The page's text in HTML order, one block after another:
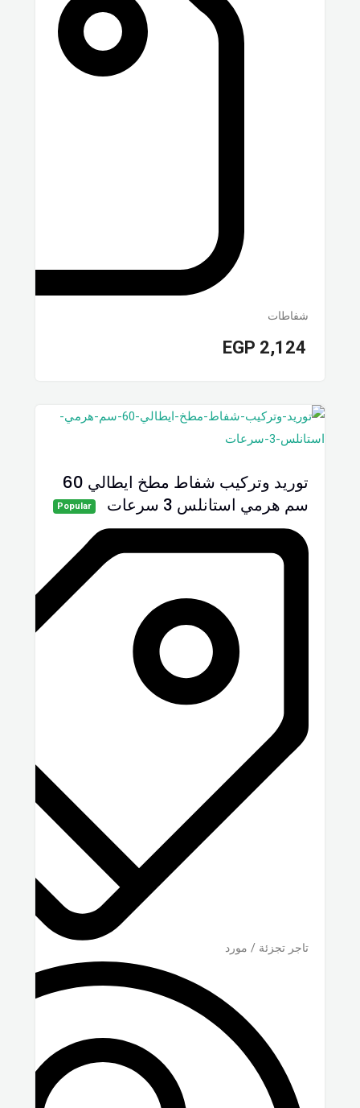
شفاطات
EGP 2,124
توريد وتركيب شفاط مطخ ايطالي 60
سم هرمي استانلس 3 سرعات
Popular
تاجر تجزئة / مورد